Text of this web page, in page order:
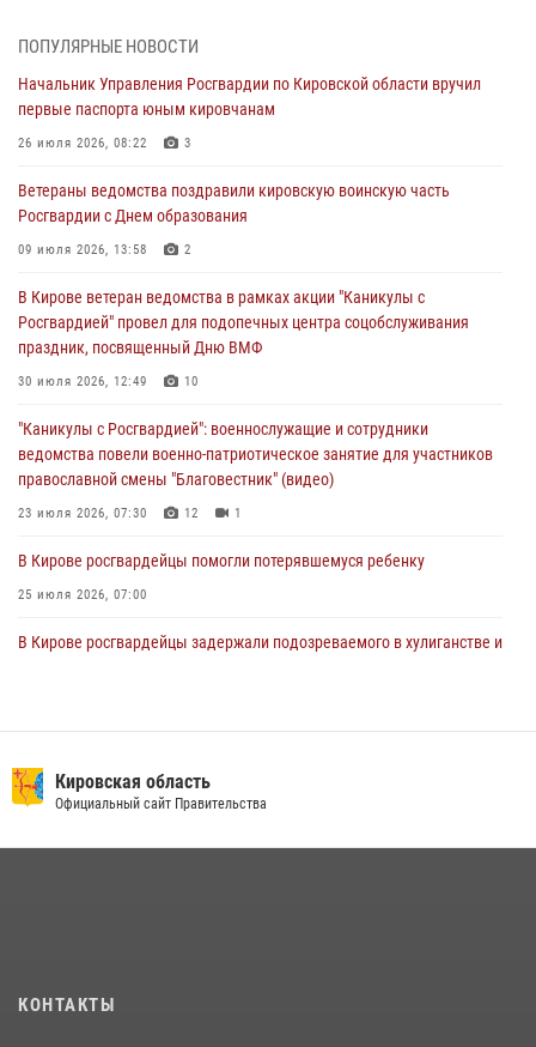
Российской Федерации
В Росгвардии вспоминают российских воинов, погибших в Первой
мировой войне 1914-1918 годов
В Кирове офицер Росгвардии стал победителем открытого
шахматного турнира
Директор Росгвардии Герой России генерал армии Виктор Золотов
поздравил специалистов подразделений тыла с профессиональным
праздником
ПОПУЛЯРНЫЕ НОВОСТИ
Начальник Управления Росгвардии по Кировской области вручил
первые паспорта юным кировчанам
26 июля 2026, 08:22 3
Ветераны ведомства поздравили кировскую воинскую часть
Росгвардии с Днем образования
09 июля 2026, 13:58 2
В Кирове ветеран ведомства в рамках акции "Каникулы с
Росгвардией" провел для подопечных центра соцобслуживания
праздник, посвященный Дню ВМФ
30 июля 2026, 12:49 10
"Каникулы с Росгвардией": военнослужащие и сотрудники
ведомства повели военно-патриотическое занятие для участников
православной смены "Благовестник" (видео)
23 июля 2026, 07:30 12 1
В Кирове росгвардейцы помогли потерявшемуся ребенку
25 июля 2026, 07:00
В Кирове росгвардейцы задержали подозреваемого в хулиганстве и
вневедомственную охрану и поступления в ведомственные вузы
22 июля 2026, 14:51 1 2
Кировская область
Официальный сайт Правительства
КОНТАКТЫ